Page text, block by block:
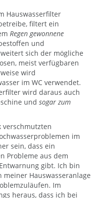
Hauswasserfilter
filtert ein
Regen gewonnene
und
sich der mögliche
meist verfügbaren
wird
im WC verwendet.
wird daraus auch
und sogar zum
verschmutzten
im
sein, dass ein
Probleme aus dem
gibt. Ich bin
Hauswasseranlage
Im
heraus, dass ich bei